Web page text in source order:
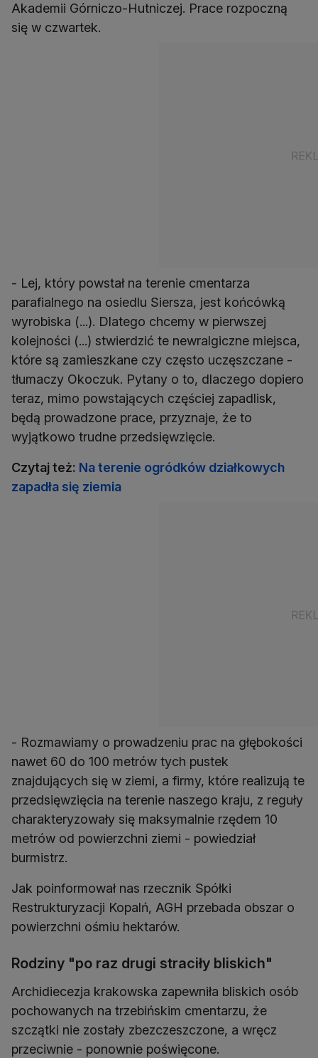
Akademii Górniczo-Hutniczej. Prace rozpoczną
się w czwartek.
- Lej, który powstał na terenie cmentarza
parafialnego na osiedlu Siersza, jest końcówką
wyrobiska (...). Dlatego chcemy w pierwszej
kolejności (...) stwierdzić te newralgiczne miejsca,
które są zamieszkane czy często uczęszczane -
tłumaczy Okoczuk. Pytany o to, dlaczego dopiero
teraz, mimo powstających częściej zapadlisk,
będą prowadzone prace, przyznaje, że to
wyjątkowo trudne przedsięwzięcie.
Czytaj też: Na terenie ogródków działkowych
zapadła się ziemia
- Rozmawiamy o prowadzeniu prac na głębokości
nawet 60 do 100 metrów tych pustek
znajdujących się w ziemi, a firmy, które realizują te
przedsięwzięcia na terenie naszego kraju, z reguły
charakteryzowały się maksymalnie rzędem 10
metrów od powierzchni ziemi - powiedział
burmistrz.
Jak poinformował nas rzecznik Spółki
Restrukturyzacji Kopalń, AGH przebada obszar o
powierzchni ośmiu hektarów.
Rodziny "po raz drugi straciły bliskich"
Archidiecezja krakowska zapewniła bliskich osób
pochowanych na trzebińskim cmentarzu, że
szczątki nie zostały zbezczeszczone, a wręcz
przeciwnie - ponownie poświęcone.